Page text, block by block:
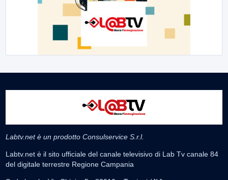
Labtv.net è un prodotto Consulservice S.r.l.
Labtv.net è il sito ufficiale del canale televisivo di Lab Tv canale 84
del digitale terrestre Regione Campania